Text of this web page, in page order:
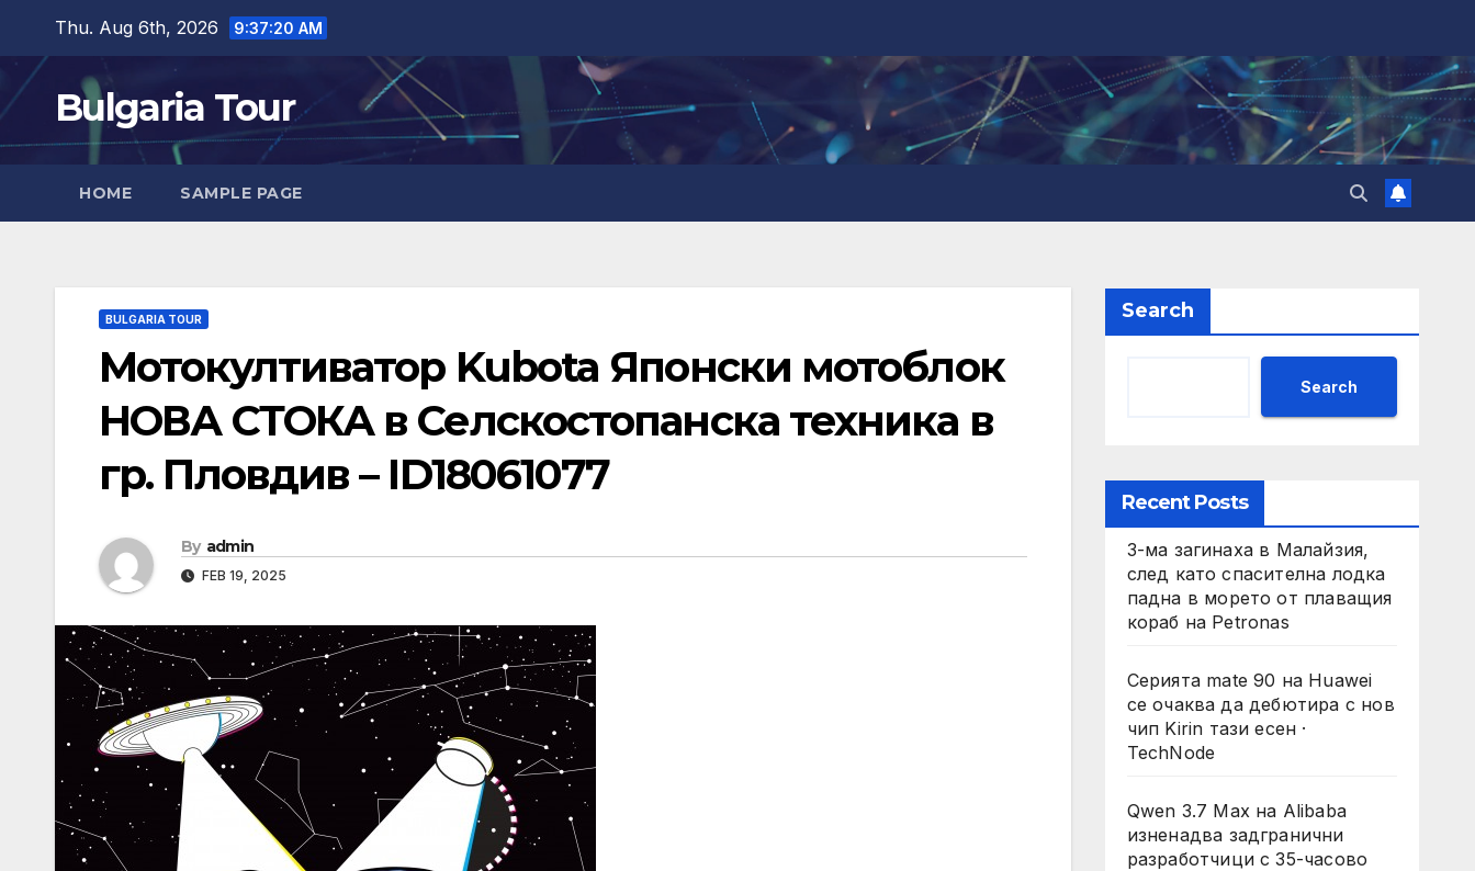
content
Thu. Aug 6th, 2026 9:37:21 AM
Bulgaria Tour
HOME SAMPLE PAGE
BULGARIA TOUR
Мотокултиватор Kubota Японски мотоблок
НОВА СТОКА в Селскостопанска техника в
гр. Пловдив – ID18061077
By admin
FEB 19, 2025
Search
Search
Recent Posts
3-ма загинаха в Малайзия,
след като спасителна лодка
падна в морето от плаващия
кораб на Petronas
Серията mate 90 на Huawei
се очаква да дебютира с нов
чип Kirin тази есен ·
TechNode
Qwen 3.7 Max на Alibaba
изненадва задгранични
разработчици с 35-часово